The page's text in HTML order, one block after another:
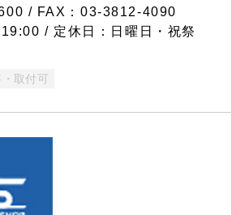
/ FAX：03-3812-4090
/ 定休日：日曜日・祝祭
・取付可